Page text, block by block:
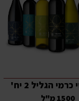
הגליל 2 יח'
1500 מ"ל